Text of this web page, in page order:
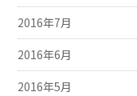
2016年7月
2016年6月
2016年5月